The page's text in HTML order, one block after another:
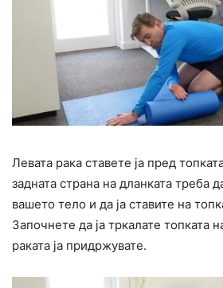
Левата рака ставете ја пред
задната страна на дланката треба
вашето тело и да ја ставите на
Започнете да ја тркалате топката
раката ја придржувате.